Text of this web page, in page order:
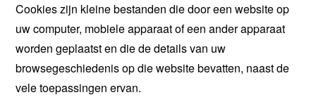
Cookies zijn kleine bestanden die door een website op
uw computer, mobiele apparaat of een ander apparaat
worden geplaatst en die de details van uw
browsegeschiedenis op die website bevatten, naast de
vele toepassingen ervan.